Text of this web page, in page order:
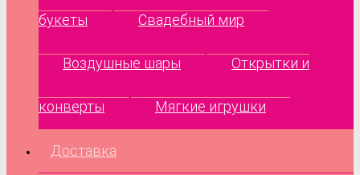
букеты Свадебный мир
Воздушные шары Открытки и
конверты Мягкие игрушки
Доставка